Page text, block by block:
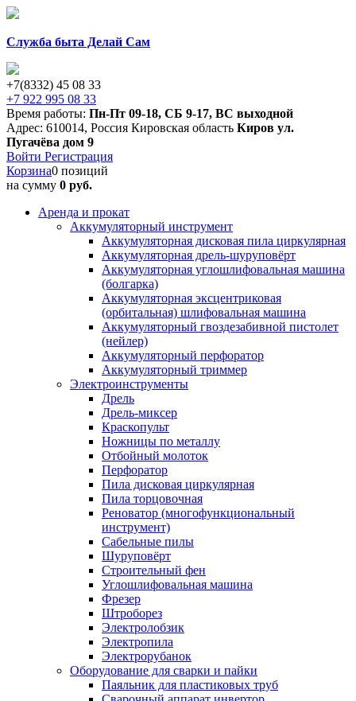
Служба быта Делай Сам
+7(8332) 45 08 33
+7 922 995 08 33
Время работы: Пн-Пт 09-18, СБ 9-17, ВС выходной
Адрес: 610014, Россия Кировская область Киров ул.
Пугачёва дом 9
Войти Регистрация
Корзина0 позиций
на сумму 0 руб.
Аренда и прокат
Аккумуляторный инструмент
Аккумуляторная дисковая пила циркулярная
Аккумуляторная дрель-шуруповёрт
Аккумуляторная углошлифовальная машина
(болгарка)
Аккумуляторная эксцентриковая
(орбитальная) шлифовальная машина
Аккумуляторный гвоздезабивной пистолет
(нейлер)
Аккумуляторный перфоратор
Аккумуляторный триммер
Электроинструменты
Дрель
Дрель-миксер
Краскопульт
Ножницы по металлу
Отбойный молоток
Перфоратор
Пила дисковая циркулярная
Пила торцовочная
Реноватор (многофункциональный
инструмент)
Сабельные пилы
Шуруповёрт
Строительный фен
Углошлифовальная машина
Фрезер
Штроборез
Электролобзик
Электропила
Электрорубанок
Оборудование для сварки и пайки
Паяльник для пластиковых труб